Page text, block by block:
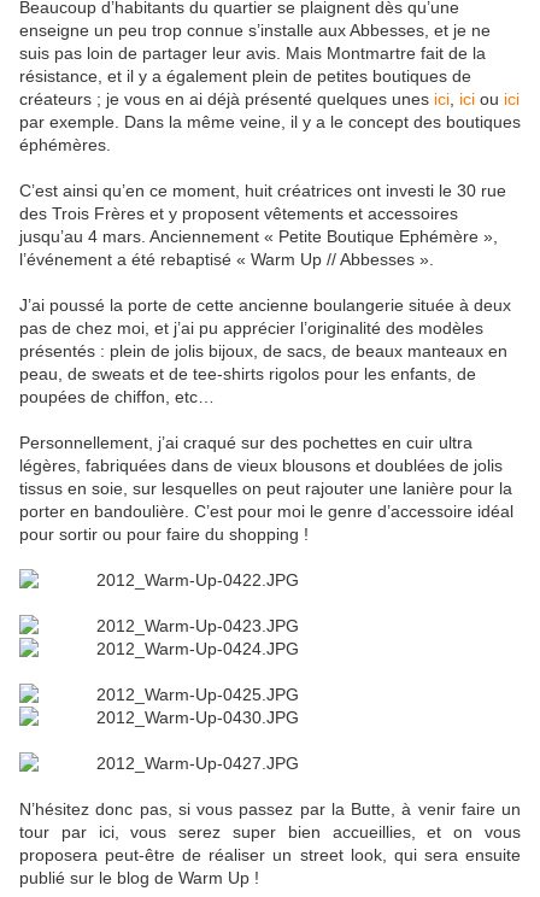
Beaucoup d’habitants du quartier se plaignent dès qu’une
enseigne un peu trop connue s’installe aux Abbesses, et je ne
suis pas loin de partager leur avis. Mais Montmartre fait de la
résistance, et il y a également plein de petites boutiques de
créateurs ; je vous en ai déjà présenté quelques unes ici ici ou ici
par exemple. Dans la même veine, il y a le concept des boutiques
éphémères.
C’est ainsi qu’en ce moment, huit créatrices ont investi le 30 rue
des Trois Frères et y proposent vêtements et accessoires
jusqu’au 4 mars. Anciennement « Petite Boutique Ephémère »,
l’événement a été rebaptisé « Warm Up // Abbesses ».
J’ai poussé la porte de cette ancienne boulangerie située à deux
pas de chez moi, et j’ai pu apprécier l’originalité des modèles
présentés : plein de jolis bijoux, de sacs, de beaux manteaux en
peau, de sweats et de tee-shirts rigolos pour les enfants, de
poupées de chiffon, etc…
Personnellement, j’ai craqué sur des pochettes en cuir ultra
légères, fabriquées dans de vieux blousons et doublées de jolis
tissus en soie, sur lesquelles on peut rajouter une lanière pour la
porter en bandoulière. C’est pour moi le genre d’accessoire idéal
pour sortir ou pour faire du shopping !
N’hésitez donc pas, si vous passez par la Butte, à venir faire un
tour par ici, vous serez super bien accueillies, et on vous
proposera peut-être de réaliser un street look, qui sera ensuite
publié sur le blog de Warm Up !